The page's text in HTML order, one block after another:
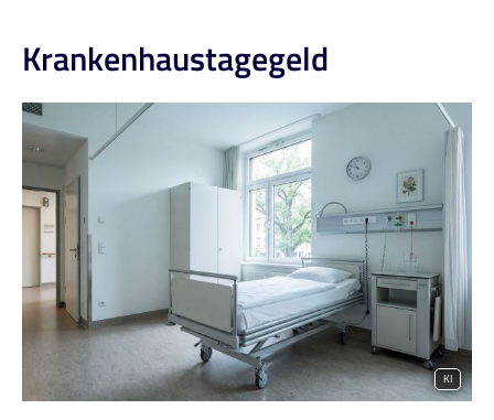
Krankenhaustagegeld
KI